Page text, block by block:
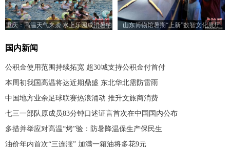
重庆：高温天气来袭 水上乐园成消暑纳
山东博物馆暑期“上新”数智文化展厅
国内新闻
公积金使用范围持续拓宽 超30城支持公积金付首付
本周初我国高温将达近期鼎盛 东北华北需防雷雨
中国地方业余足球联赛热浪涌动 推升文旅商消费
七三一部队原成员83分钟口述证言首次在中国国内公布
多措并举应对高温“烤”验：防暑降温保生产保民生
油价年内首次“三连涨” 加满一箱油将多花9元